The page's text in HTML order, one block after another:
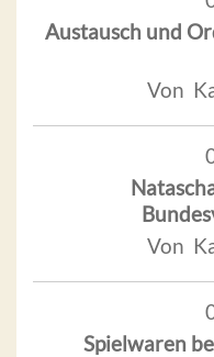
Austausch und
Von
Von
Spielwaren